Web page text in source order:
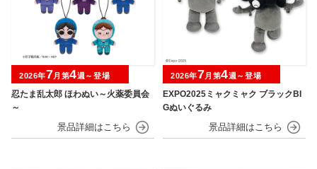
忍たま乱太郎 ほわぬい～火薬委員会
～
2026年7月第4週～登場
EXPO2025ミャクミャク ブラックBI
Gぬいぐるみ
2026年7月第4週～登場